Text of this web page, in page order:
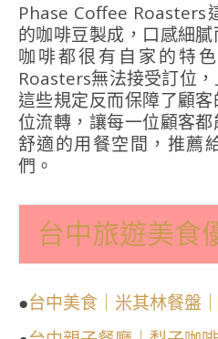
Phase Coffee Roasters
的咖啡豆製成，口感細
咖啡都很有自家的特
Roasters無法接受訂位
這些規定反而保障了顧
位流轉，讓每一位顧客
舒適的用餐空間，推薦
們。
台中旅遊美食
●台中美食｜米其林餐盤